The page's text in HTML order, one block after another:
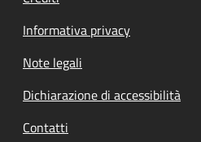
Informativa privacy
Note legali
Dichiarazione di accessibilità
Contatti